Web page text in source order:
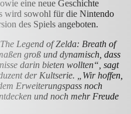
eine neue Geschichte
wird sowohl für die Nintendo
des Spiels angeboten.
Legend of Zelda: Breath of
groß und dynamisch, dass
darin bieten wollten“, sagt
der Kultserie. „Wir hoffen,
Erweiterungspass noch
und noch mehr Freude